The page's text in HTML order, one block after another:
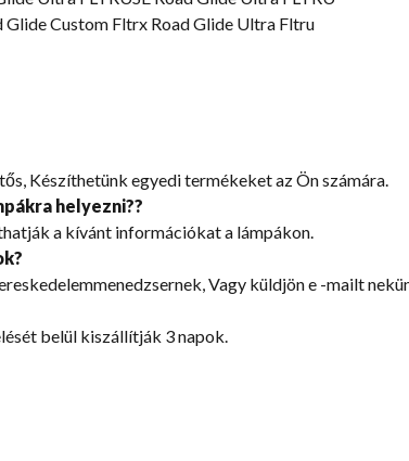
Glide Custom Fltrx Road Glide Ultra Fltru
Készíthetünk egyedi termékeket az Ön számára.
helyezni??
a kívánt információkat a lámpákon.
Vagy küldjön e -mailt
belül kiszállítják 3 napok.